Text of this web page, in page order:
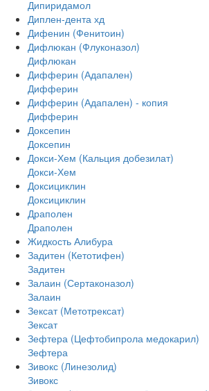
Дипиридамол
Диплен-дента хд
Дифенин (Фенитоин)
Дифлюкан (Флуконазол)
Дифлюкан
Дифферин (Адапален)
Дифферин
Дифферин (Адапален) - копия
Дифферин
Доксепин
Доксепин
Докси-Хем (Кальция добезилат)
Докси-Хем
Доксициклин
Доксициклин
Драполен
Драполен
Жидкость Алибура
Задитен (Кетотифен)
Задитен
Залаин (Сертаконазол)
Залаин
Зексат (Метотрексат)
Зексат
Зефтера (Цефтобипрола медокарил)
Зефтера
Зивокс (Линезолид)
Зивокс